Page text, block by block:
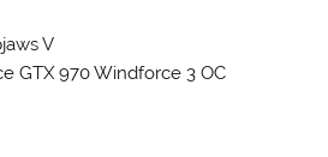
V
GTX 970 Windforce 3 OC